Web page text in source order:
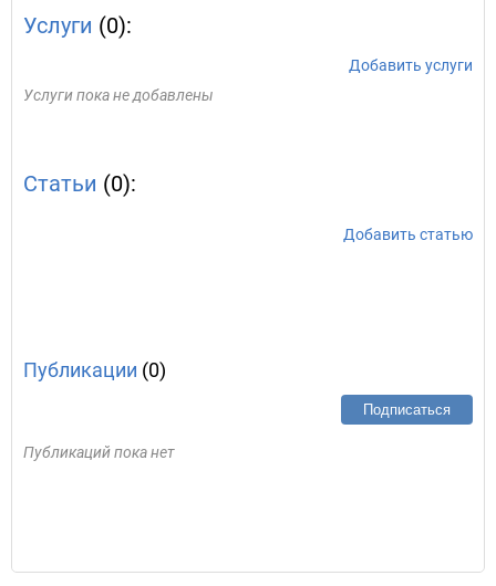
Услуги (0):
Добавить услуги
Услуги пока не добавлены
Статьи (0):
Добавить статью
Публикации (0)
Подписаться
Публикаций пока нет